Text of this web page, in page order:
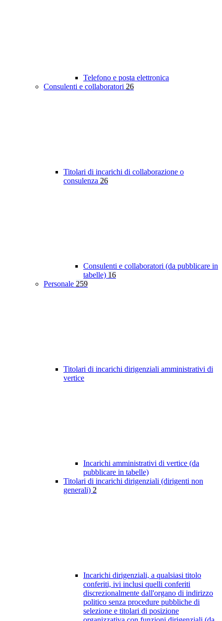
Telefono e posta elettronica
Consulenti e collaboratori 26
Titolari di incarichi di collaborazione o
consulenza 26
Consulenti e collaboratori (da pubblicare in
tabelle) 16
Personale 259
Titolari di incarichi dirigenziali amministrativi di
vertice
Incarichi amministrativi di vertice (da
pubblicare in tabelle)
Titolari di incarichi dirigenziali (dirigenti non
generali) 2
Incarichi dirigenziali, a qualsiasi titolo
conferiti, ivi inclusi quelli conferiti
discrezionalmente dall'organo di indirizzo
politico senza procedure pubbliche di
selezione e titolari di posizione